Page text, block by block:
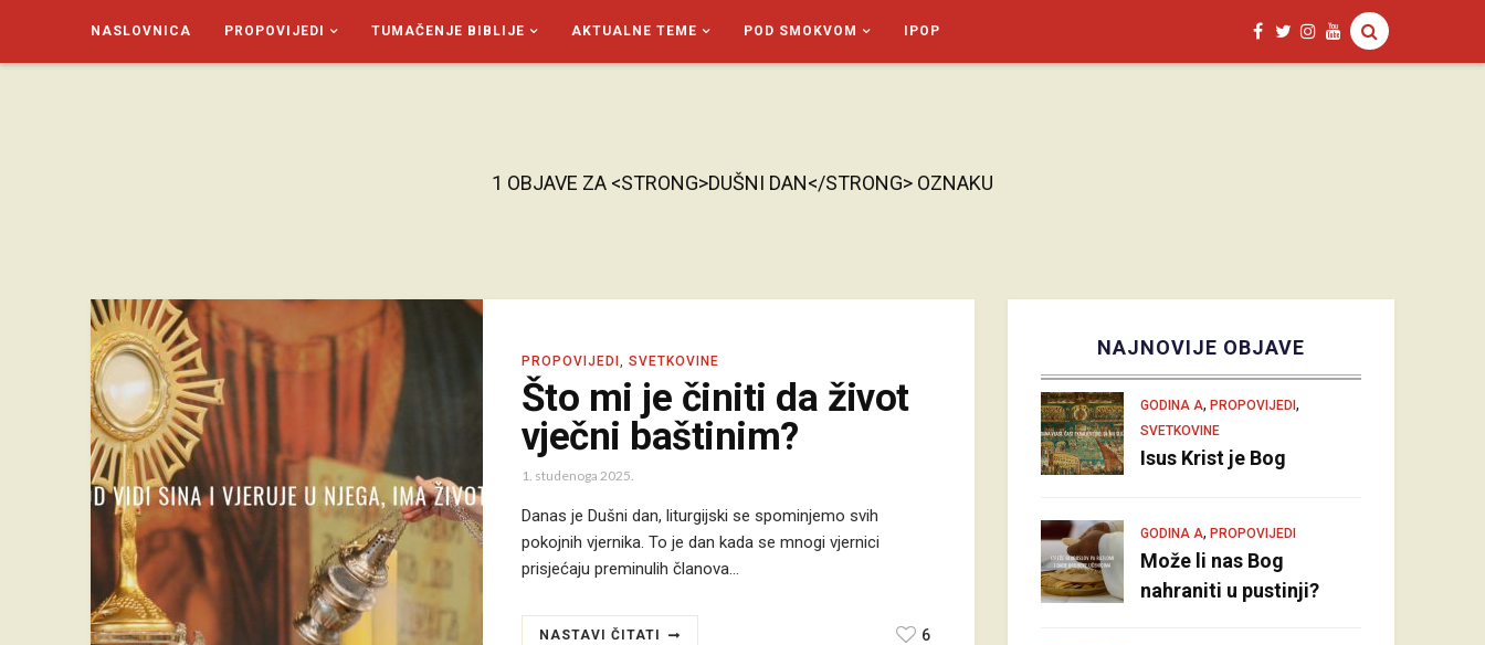
NASLOVNICA PROPOVIJEDI TUMAČENJE BIBLIJE AKTUALNE TEME POD SMOKVOM IPOP
1 OBJAVE ZA <STRONG>DUŠNI DAN</STRONG> OZNAKU
PROPOVIJEDI , SVETKOVINE
Što mi je činiti da život
vječni baštinim?
1. studenoga 2025.
Danas je Dušni dan, liturgijski se spominjemo svih
pokojnih vjernika. To je dan kada se mnogi vjernici
prisjećaju preminulih članova…
NASTAVI ČITATI 6
NAJNOVIJE OBJAVE
GODINA A, PROPOVIJEDI ,
SVETKOVINE
Isus Krist je Bog
GODINA A, PROPOVIJEDI
Može li nas Bog
nahraniti u pustinji?